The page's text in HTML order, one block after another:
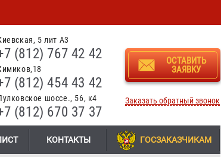
5 лит А3
(812) 767 42 42
(812) 454 43 42
шоссе., 56, к4
(812) 670 37 37
ОСТАВИТЬ
ЗАЯВКУ
Заказать обратный звонок
КОНТАКТЫ ГОСЗАКАЗЧИКАМ